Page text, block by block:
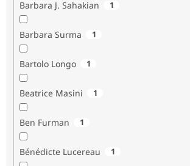
Barbara J. Sahakian 1
Barbara Surma 1
Bartolo Longo 1
Beatrice Masini 1
Ben Furman 1
Bénédicte Lucereau 1